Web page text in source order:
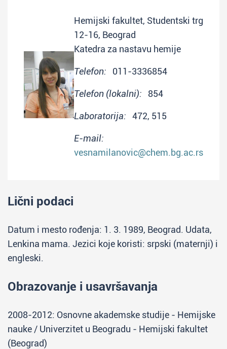
Hemijski fakultet, Studentski trg
12-16, Beograd
Katedra za nastavu hemije
Telefon: 011-3336854
Telefon (lokalni): 854
Laboratorija: 472, 515
E-mail:
vesnamilanovic@chem.bg.ac.rs
Lični podaci
Datum i mesto rođenja: 1. 3. 1989, Beograd. Udata,
Lenkina mama. Jezici koje koristi: srpski (maternji) i
engleski.
Obrazovanje i usavršavanja
2008-2012: Osnovne akademske studije - Hemijske
nauke / Univerzitet u Beogradu - Hemijski fakultet
(Beograd)